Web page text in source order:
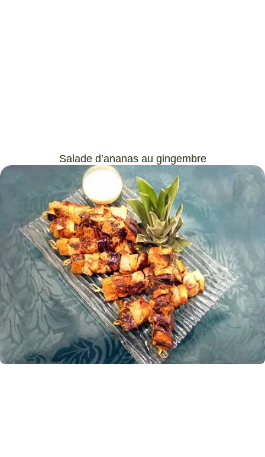
Salade d’ananas au gingembre